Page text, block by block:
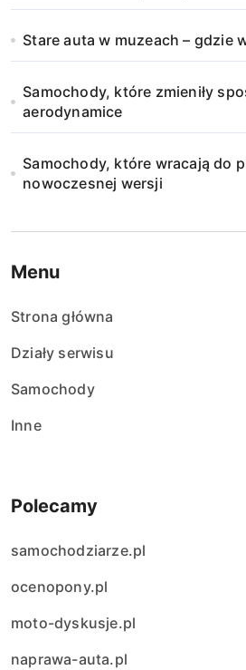
Stare auta w muzeach – gdzie
Samochody, które zmieniły
aerodynamice
Samochody, które wracają do
nowoczesnej wersji
Menu
Strona główna
Działy serwisu
Samochody
Inne
Polecamy
samochodziarze.pl
ocenopony.pl
moto-dyskusje.pl
naprawa-auta.pl